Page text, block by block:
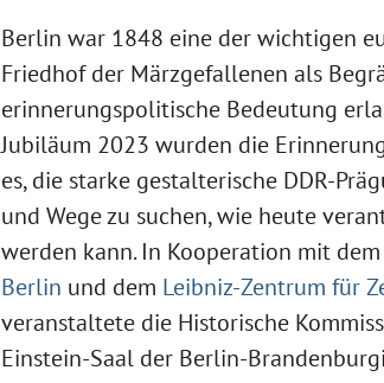
Berlin war 1848 eine der wichtigen
Friedhof der Märzgefallenen als
erinnerungspolitische Bedeutung
Jubiläum 2023 wurden die
es, die starke gestalterische DDR-
und Wege zu suchen, wie heute
werden kann. In Kooperation mit dem
Berlin und dem Leibniz-Zentrum für
veranstaltete die Historische
Einstein-Saal der Berlin-